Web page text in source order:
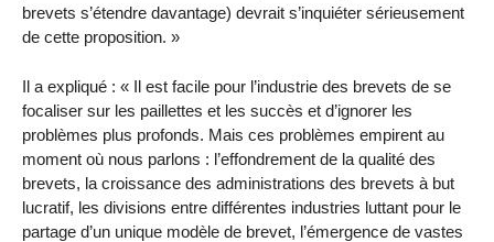
brevets s’étendre davantage) devrait s’inquiéter sérieusement
de cette proposition. »
Il a expliqué : « Il est facile pour l’industrie des brevets de se
focaliser sur les paillettes et les succès et d’ignorer les
problèmes plus profonds. Mais ces problèmes empirent au
moment où nous parlons : l’effondrement de la qualité des
brevets, la croissance des administrations des brevets à but
lucratif, les divisions entre différentes industries luttant pour le
partage d’un unique modèle de brevet, l’émergence de vastes